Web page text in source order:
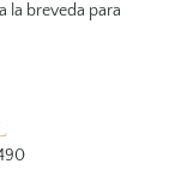
la breveda para